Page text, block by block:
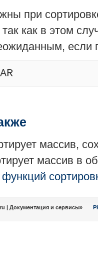
при
как в этом
если
массив,
массив в
| Документация и сервисы»